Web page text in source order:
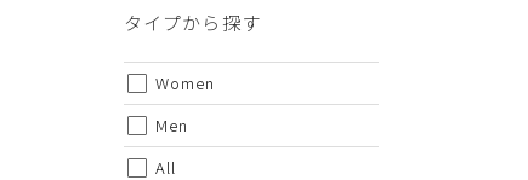
タイプから探す
Women
Men
All
金引換の中からお好きな決済方法をお選びいただけます。